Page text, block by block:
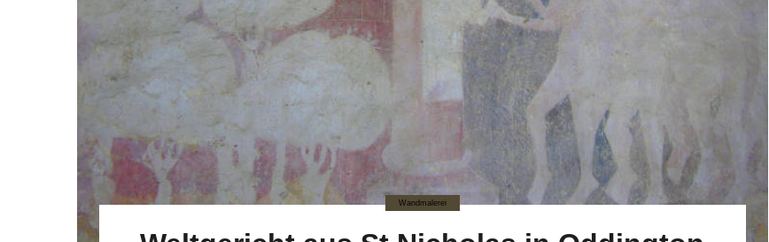
Wandmalerei